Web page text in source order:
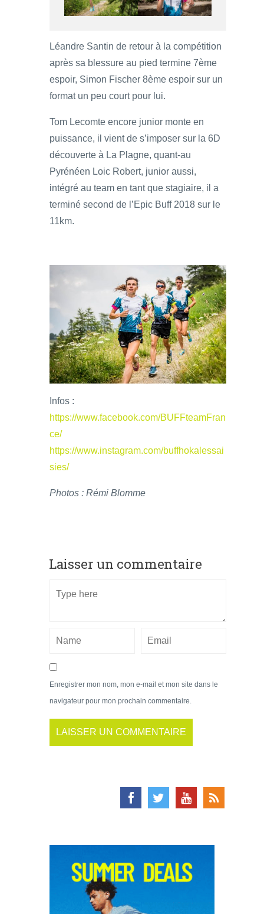
Léandre Santin de retour à la compétition
après sa blessure au pied termine 7ème
espoir, Simon Fischer 8ème espoir sur un
format un peu court pour lui.
Tom Lecomte encore junior monte en
puissance, il vient de s’imposer sur la 6D
découverte à La Plagne, quant-au
Pyrénéen Loic Robert, junior aussi,
intégré au team en tant que stagiaire, il a
terminé second de l’Epic Buff 2018 sur le
11km.
Infos :
https://www.facebook.com/BUFFteamFran
ce/
https://www.instagram.com/buffhokalessai
sies/
Photos : Rémi Blomme
Laisser un commentaire
Enregistrer mon nom, mon e-mail et mon site dans le
navigateur pour mon prochain commentaire.